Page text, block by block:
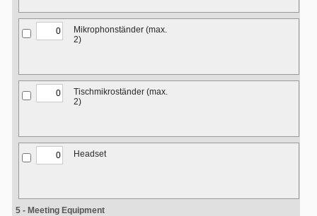
Mikrophonständer (max.
2)
Tischmikroständer (max.
2)
Headset
5 - Meeting Equipment